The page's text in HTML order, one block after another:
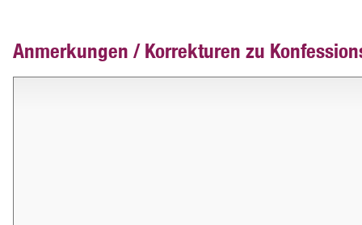
Anmerkungen / Korrekturen zu